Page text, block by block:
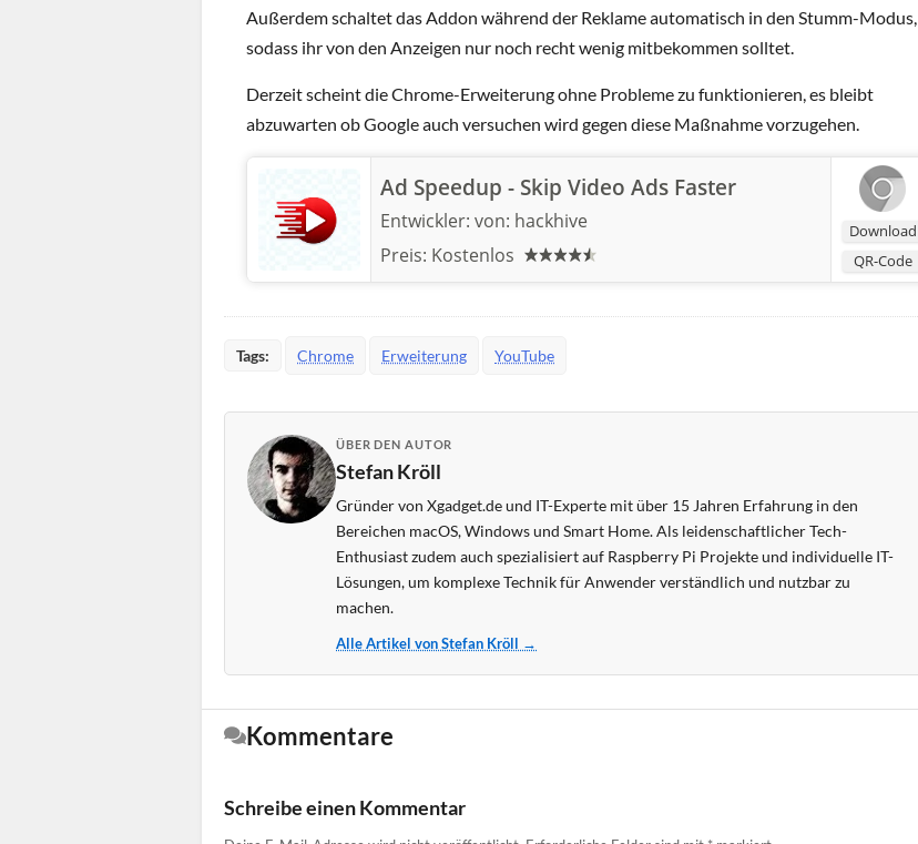
Außerdem schaltet das Addon während der Reklame automatisch in den Stumm-Modus,
sodass ihr von den Anzeigen nur noch recht wenig mitbekommen solltet.
Derzeit scheint die Chrome-Erweiterung ohne Probleme zu funktionieren, es bleibt
abzuwarten ob Google auch versuchen wird gegen diese Maßnahme vorzugehen.
Download
QR-Code
Ad Speedup - Skip Video Ads Faster
Entwickler: von: hackhive
Preis: Kostenlos
Tags: Chrome Erweiterung YouTube
ÜBER DEN AUTOR
Stefan Kröll
Gründer von Xgadget.de und IT-Experte mit über 15 Jahren Erfahrung in den
Bereichen macOS, Windows und Smart Home. Als leidenschaftlicher Tech-
Enthusiast zudem auch spezialisiert auf Raspberry Pi Projekte und individuelle IT-
Lösungen, um komplexe Technik für Anwender verständlich und nutzbar zu
machen.
Alle Artikel von Stefan Kröll →
Kommentare
Schreibe einen Kommentar